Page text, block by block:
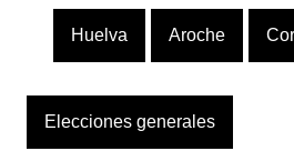
Huelva Aroche
Elecciones generales